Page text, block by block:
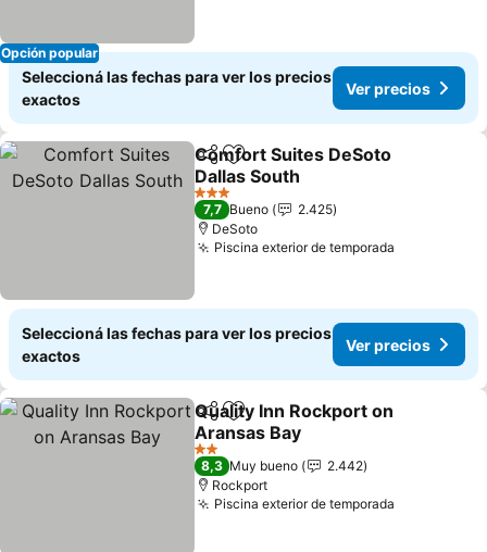
Opción popular
Seleccioná las fechas para ver los precios
exactos
Ver precios
CompartirAñadir a favoritos
Comfort Suites DeSoto
Dallas South
3 Estrellas
7,7 Bueno
2.425
DeSoto
Piscina exterior de temporada
Seleccioná las fechas para ver los precios
exactos
Ver precios
CompartirAñadir a favoritos
Quality Inn Rockport on
Aransas Bay
2 Estrellas
8,3 Muy bueno
2.442
Rockport
Piscina exterior de temporada